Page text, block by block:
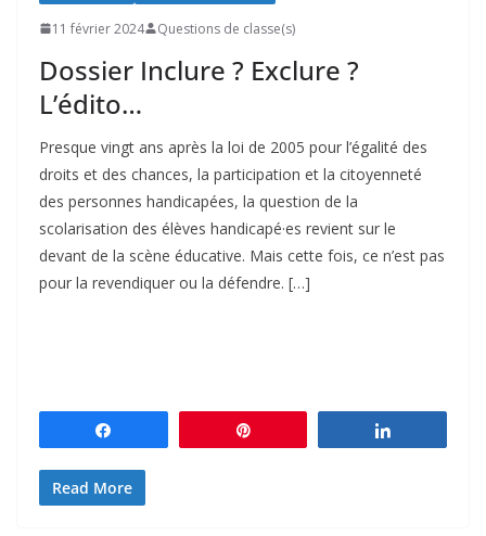
11 février 2024 Questions de classe(s)
Dossier Inclure ? Exclure ?
L’édito…
Presque vingt ans après la loi de 2005 pour l’égalité des
droits et des chances, la participation et la citoyenneté
des personnes handicapées, la question de la
scolarisation des élèves handicapé·es revient sur le
devant de la scène éducative. Mais cette fois, ce n’est pas
pour la revendiquer ou la défendre. […]
Read More